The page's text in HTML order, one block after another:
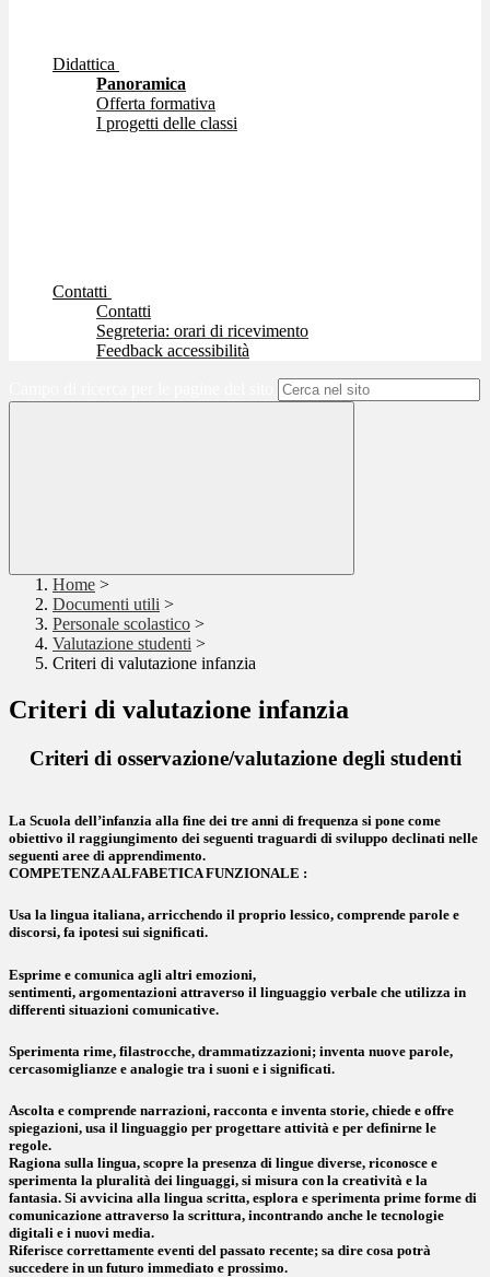
Didattica
Panoramica
Offerta formativa
I progetti delle classi
Contatti
Contatti
Segreteria: orari di ricevimento
Feedback accessibilità
Home >
Documenti utili >
Personale scolastico >
Valutazione studenti >
Criteri di valutazione infanzia
Criteri di valutazione infanzia
Criteri di osservazione/valutazione degli studenti
La Scuola dell’infanzia alla fine dei tre anni di frequenza si pone come
obiettivo il raggiungimento dei seguenti traguardi di sviluppo declinati nelle
seguenti aree di apprendimento.
COMPETENZA ALFABETICA FUNZIONALE :
Usa la lingua italiana, arricchendo il proprio lessico, comprende parole e
discorsi, fa ipotesi sui significati.
Esprime e comunica agli altri emozioni,
sentimenti, argomentazioni attraverso il linguaggio verbale che utilizza in
differenti situazioni comunicative.
Sperimenta rime, filastrocche, drammatizzazioni; inventa nuove parole,
cercasomiglianze e analogie tra i suoni e i significati.
Ascolta e comprende narrazioni, racconta e inventa storie, chiede e offre
spiegazioni, usa il linguaggio per progettare attività e per definirne le
regole.
Ragiona sulla lingua, scopre la presenza di lingue diverse, riconosce e
sperimenta la pluralità dei linguaggi, si misura con la creatività e la
fantasia. Si avvicina alla lingua scritta, esplora e sperimenta prime forme di
comunicazione attraverso la scrittura, incontrando anche le tecnologie
digitali e i nuovi media.
Riferisce correttamente eventi del passato recente; sa dire cosa potrà
succedere in un futuro immediato e prossimo.